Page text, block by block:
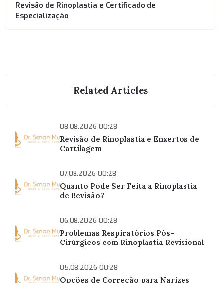
Revisão de Rinoplastia e Certificado de
Especialização
Related Articles
08.08.2026 00:28
Revisão de Rinoplastia e Enxertos de
Cartilagem
07.08.2026 00:28
Quanto Pode Ser Feita a Rinoplastia
de Revisão?
06.08.2026 00:28
Problemas Respiratórios Pós-
Cirúrgicos com Rinoplastia Revisional
05.08.2026 00:28
Opções de Correção para Narizes